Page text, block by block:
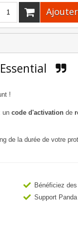
!
un code d'activation de
de la durée de votre
Bénéficiez
Support